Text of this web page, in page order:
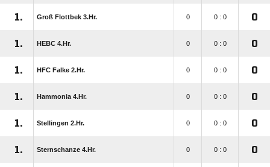
1. Groß Flottbek 3.Hr. 0 0 : 0 0
1. HEBC 4.Hr. 0 0 : 0 0
1. HFC Falke 2.Hr. 0 0 : 0 0
1. Hammonia 4.Hr. 0 0 : 0 0
1. Stellingen 2.Hr. 0 0 : 0 0
1. Sternschanze 4.Hr. 0 0 : 0 0